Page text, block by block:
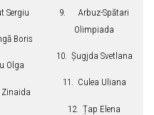
Boris
Olga
9. Arbuz-Spătari
Olimpiada
10. Șugjda Svetlana
11. Culea Uliana
12. Țap Elena